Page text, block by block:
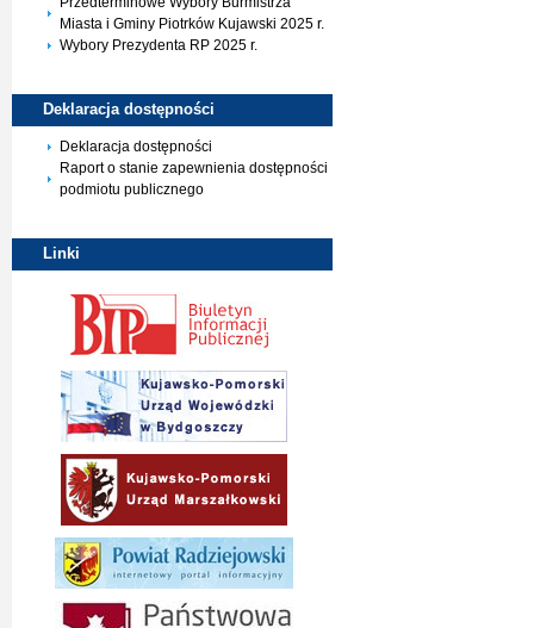
Miasta i Gminy Piotrków Kujawski 2025 r.
Wybory Prezydenta RP 2025 r.
Deklaracja dostępności
Deklaracja dostępności
Raport o stanie zapewnienia dostępności
podmiotu publicznego
Linki